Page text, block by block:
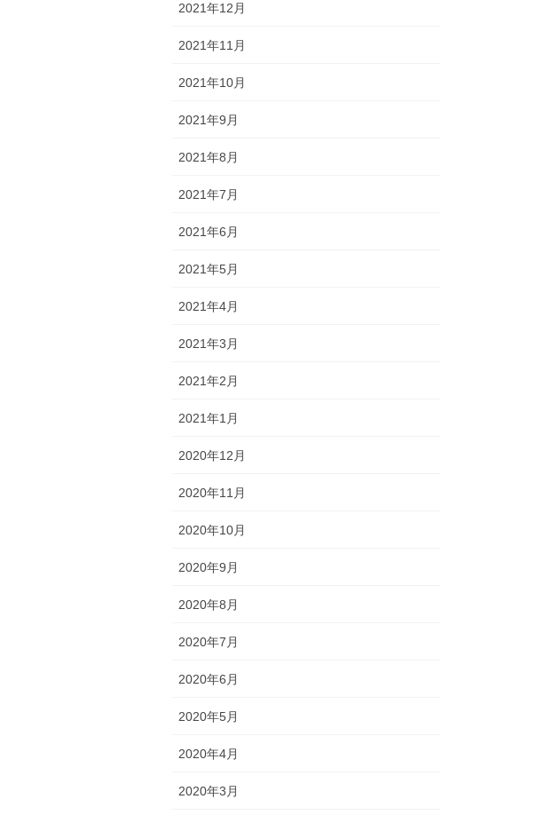
2021年12月
2021年11月
2021年10月
2021年9月
2021年8月
2021年7月
2021年6月
2021年5月
2021年4月
2021年3月
2021年2月
2021年1月
2020年12月
2020年11月
2020年10月
2020年9月
2020年8月
2020年7月
2020年6月
2020年5月
2020年4月
2020年3月